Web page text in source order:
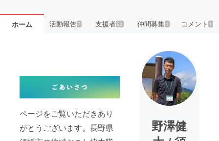
ホーム 活動報告7 支援者93 仲間募集 1 コメント 1
ページをご覧いただきあり
がとうございます。長野県
野澤健